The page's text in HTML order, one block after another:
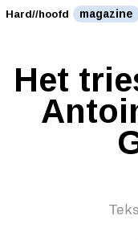
Hard//hoofd magazine
Het